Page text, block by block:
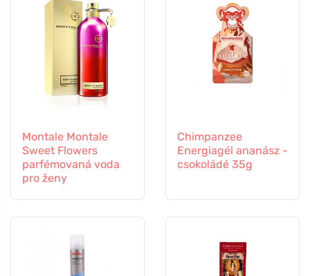
Montale Montale
Sweet Flowers
parfémovaná voda
pro ženy
Chimpanzee
Energiagél ananász -
csokoládé 35g